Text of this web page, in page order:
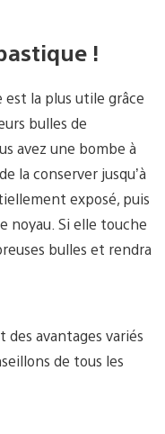
!
est la plus utile grâce
bulles de
avez une bombe à
la conserver jusqu’à
exposé, puis
noyau. Si elle touche
bulles et rendra
des avantages variés
de tous les